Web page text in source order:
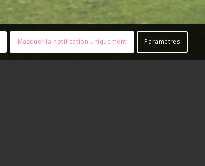
Masquer la notification uniquement Paramètres